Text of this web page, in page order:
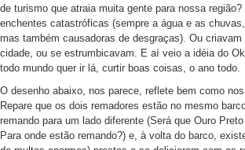
de turismo que atraia muita gente para nossa
enchentes catastróficas (sempre a água e as
mas também causadoras de desgraças). Ou
cidade, ou se estrumbicavam. E aí veio a idéia do
todo mundo quer ir lá, curtir boas coisas, o ano todo.
O desenho abaixo, nos parece, reflete bem como
Repare que os dois remadores estão no mesmo
remando para um lado diferente (Será que Ouro
Para onde estão remando?) e, à volta do barco,